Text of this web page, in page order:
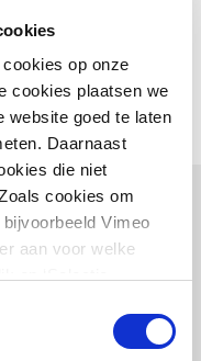
op onze
cookies plaatsen we
website goed te laten
Daarnaast
die niet
cookies om
Vimeo
aan voor welke
Meer over